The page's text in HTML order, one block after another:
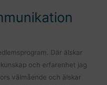
Där älskar
och erfarenhet jag
välmående och älskar